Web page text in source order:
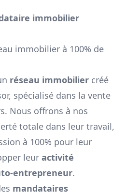
immobilier
immobilier à 100% de
réseau immobilier créé
spécialisé dans la vente
Nous offrons à nos
totale dans leur travail,
à 100% pour leur
leur activité
entrepreneur.
mandataires